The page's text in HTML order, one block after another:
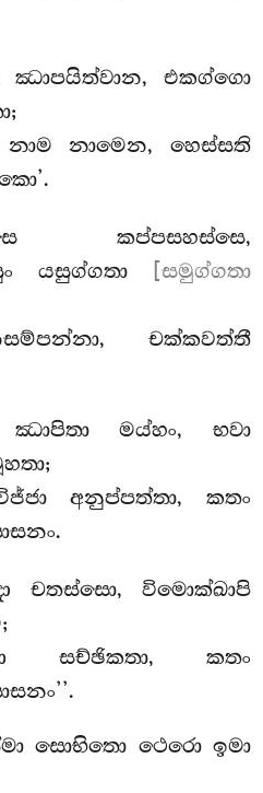
ඣාපයිත්වාන, එකග්ගො
නාමෙන, හෙස්සති
කප්පසහස්සෙ,
යසුග්ගතා
[සමුග්ගතා
චක්කවත්තී
ඣාපිතා මය්හං, භවා
අනුප්පත්තා, කතං
චතස්සො, විමොක්ඛාපි
සච්ඡිකතා, කතං
සොභිතො ථෙරො ඉමා